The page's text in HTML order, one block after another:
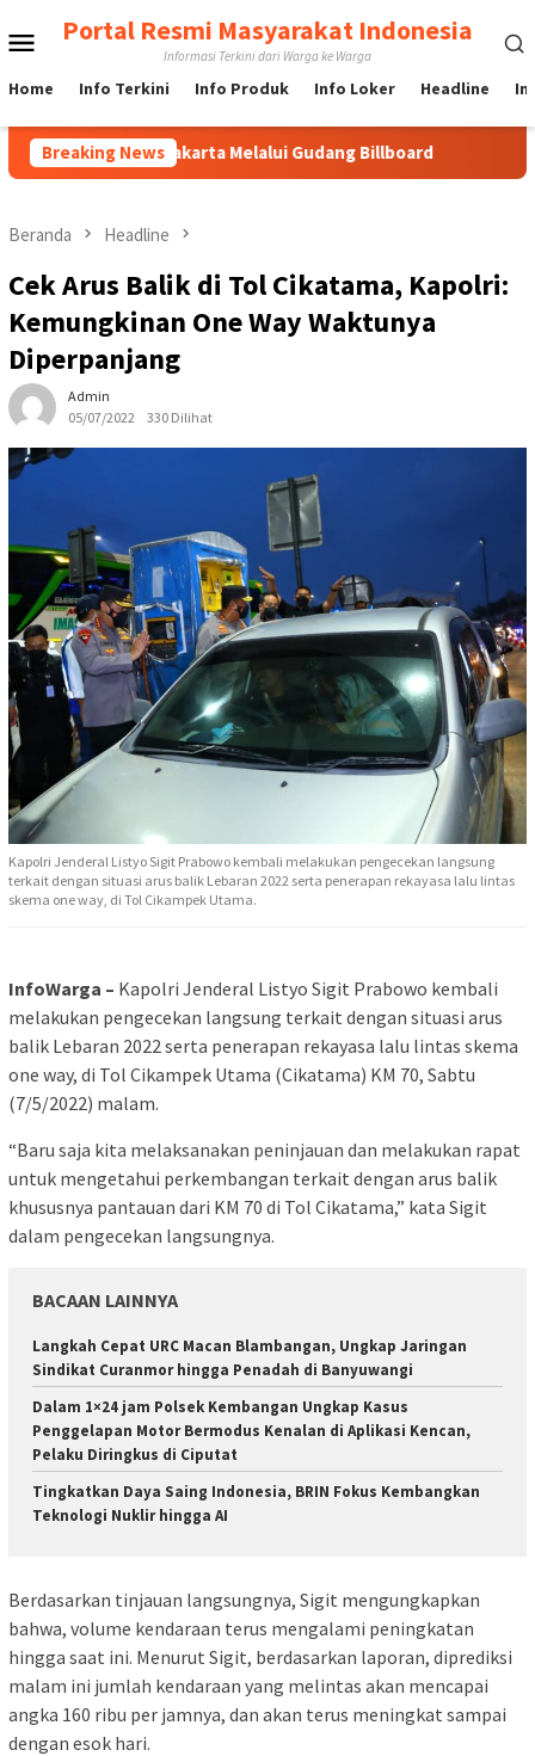
ke
Menu
Mobile
Portal Resmi Masyarakat Indonesia
Informasi Terkini dari Warga ke Warga
Home Info Terkini Info Produk Info Loker Headline
Breaking News
di Jakarta Melalui Gudang Billboard Langkah Cepat
Beranda Headline
Cek Arus Balik di Tol Cikatama, Kapolri:
Kemungkinan One Way Waktunya
Diperpanjang
Admin
05/07/2022
330 Dilihat
Kapolri Jenderal Listyo Sigit Prabowo kembali melakukan pengecekan langsung
terkait dengan situasi arus balik Lebaran 2022 serta penerapan rekayasa lalu lintas
skema one way, di Tol Cikampek Utama.
InfoWarga – Kapolri Jenderal Listyo Sigit Prabowo kembali
melakukan pengecekan langsung terkait dengan situasi arus
balik Lebaran 2022 serta penerapan rekayasa lalu lintas skema
one way, di Tol Cikampek Utama (Cikatama) KM 70, Sabtu
(7/5/2022) malam.
“Baru saja kita melaksanakan peninjauan dan melakukan rapat
untuk mengetahui perkembangan terkait dengan arus balik
khususnya pantauan dari KM 70 di Tol Cikatama,” kata Sigit
dalam pengecekan langsungnya.
BACAAN LAINNYA
Langkah Cepat URC Macan Blambangan, Ungkap Jaringan
Sindikat Curanmor hingga Penadah di Banyuwangi
Dalam 1×24 jam Polsek Kembangan Ungkap Kasus
Penggelapan Motor Bermodus Kenalan di Aplikasi Kencan,
Pelaku Diringkus di Ciputat
Tingkatkan Daya Saing Indonesia, BRIN Fokus Kembangkan
Teknologi Nuklir hingga AI
Berdasarkan tinjauan langsungnya, Sigit mengungkapkan
bahwa, volume kendaraan terus mengalami peningkatan
hingga saat ini. Menurut Sigit, berdasarkan laporan, diprediksi
malam ini jumlah kendaraan yang melintas akan mencapai
angka 160 ribu per jamnya, dan akan terus meningkat sampai
dengan esok hari.